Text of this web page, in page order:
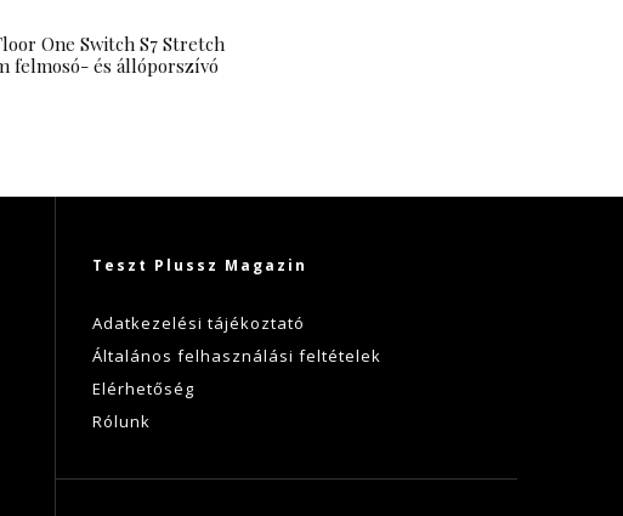
One Switch S7 Stretch
felmosó- és állóporszívó
Teszt Plussz Magazin
Adatkezelési tájékoztató
Általános felhasználási feltételek
Elérhetőség
Rólunk